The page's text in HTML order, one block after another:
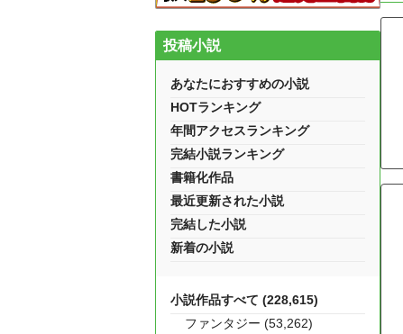
投稿小説
あなたにおすすめの小説
HOTランキング
年間アクセスランキング
完結小説ランキング
書籍化作品
最近更新された小説
完結した小説
新着の小説
小説作品すべて (228,615)
ファンタジー (53,262)